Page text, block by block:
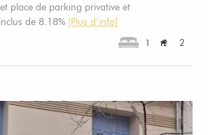
place de parking privative et
de 8.18% [Plus d’info]
1 2